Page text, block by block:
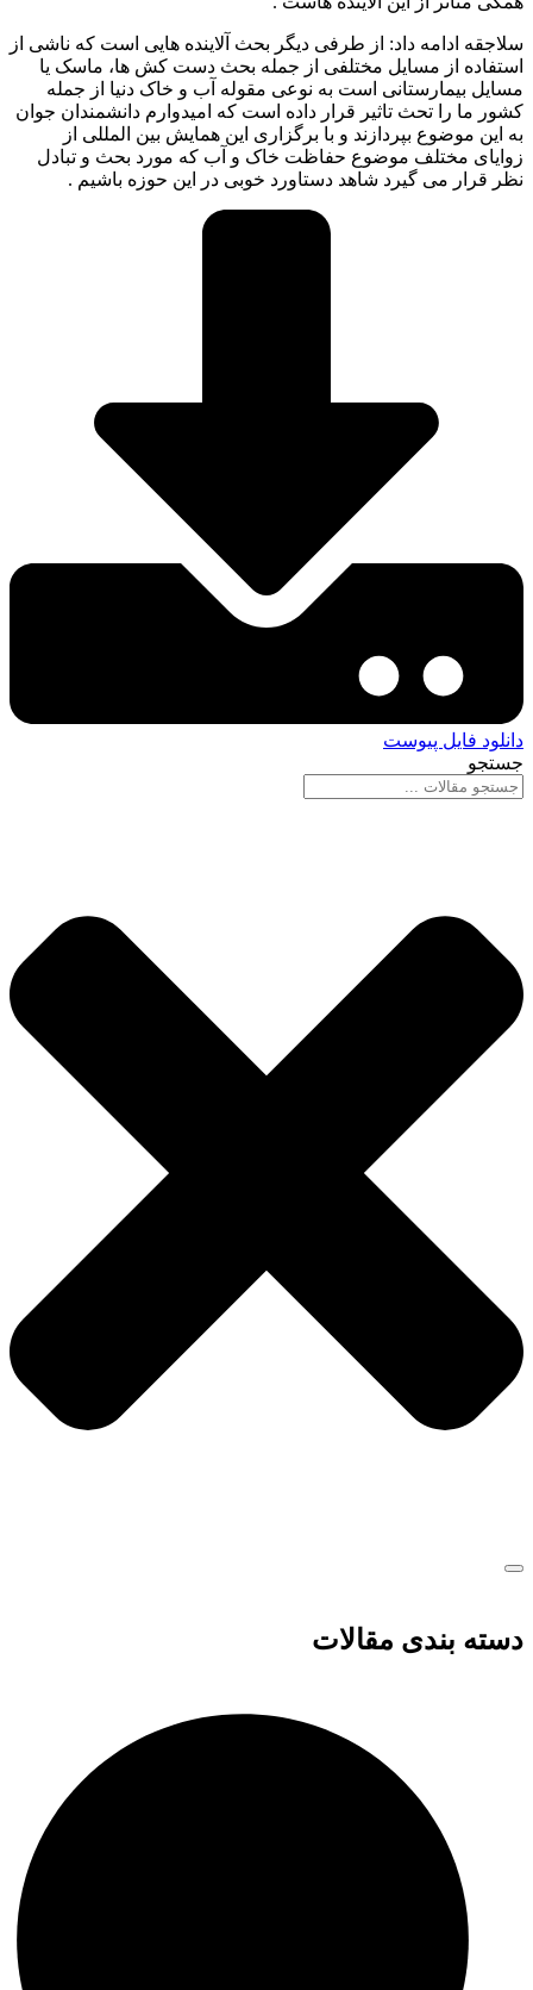
سلاجقه ادامه داد: از طرفی دیگر بحث آلاینده هایی است که ناشی از
استفاده از مسایل مختلفی از جمله بحث دست کش ها، ماسک یا
مسایل بیمارستانی است به نوعی مقوله آب و خاک دنیا از جمله
کشور ما را تحث تاثیر قرار داده است که امیدوارم دانشمندان جوان
به این موضوع بپردازند و با برگزاری این همایش بین المللی از
زوایای مختلف موضوع حفاظت خاک و آب که مورد بحث و تبادل
نظر قرار می گیرد شاهد دستاورد خوبی در این حوزه باشیم .
دانلود فایل پیوست
جستجو
دسته بندی مقالات